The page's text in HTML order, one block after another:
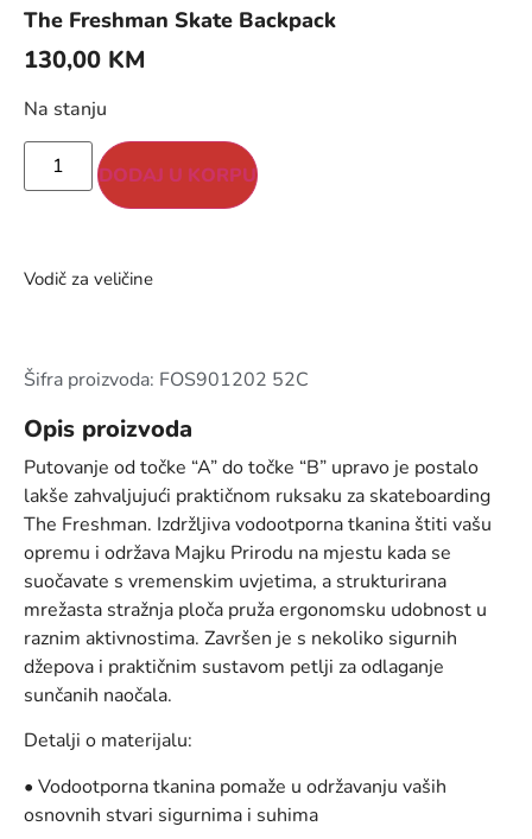
The Freshman Skate Backpack
130,00 KM
Na stanju
DODAJ U KORPU
Vodič za veličine
Šifra proizvoda: FOS901202 52C
Opis proizvoda
Putovanje od točke “A” do točke “B” upravo je postalo
lakše zahvaljujući praktičnom ruksaku za skateboarding
The Freshman. Izdržljiva vodootporna tkanina štiti vašu
opremu i održava Majku Prirodu na mjestu kada se
suočavate s vremenskim uvjetima, a strukturirana
mrežasta stražnja ploča pruža ergonomsku udobnost u
raznim aktivnostima. Završen je s nekoliko sigurnih
džepova i praktičnim sustavom petlji za odlaganje
sunčanih naočala.
Detalji o materijalu:
• Vodootporna tkanina pomaže u održavanju vaših
osnovnih stvari sigurnima i suhima